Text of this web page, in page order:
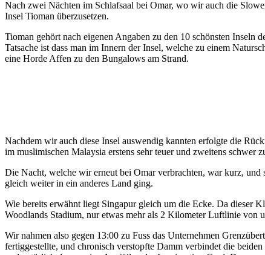
Nach zwei Nächten im Schlafsaal bei Omar, wo wir auch die
Insel Tioman überzusetzen.
Tioman gehört nach eigenen Angaben zu den 10 schönsten
Tatsache ist dass man im Innern der Insel, welche zu einem
eine Horde Affen zu den Bungalows am Strand.
Nachdem wir auch diese Insel auswendig kannten erfolgte die
im muslimischen Malaysia erstens sehr teuer und zweitens
Die Nacht, welche wir erneut bei Omar verbrachten, war kurz, und
gleich weiter in ein anderes Land ging.
Wie bereits erwähnt liegt Singapur gleich um die Ecke. Da dieser
Woodlands Stadium, nur etwas mehr als 2 Kilometer Luftlinie von
Wir nahmen also gegen 13:00 zu Fuss das Unternehmen
fertiggestellte, und chronisch verstopfte Damm verbindet die